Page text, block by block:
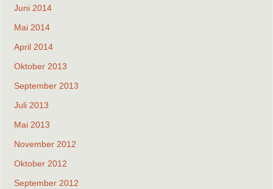
Juni 2014
Mai 2014
April 2014
Oktober 2013
September 2013
Juli 2013
Mai 2013
November 2012
Oktober 2012
September 2012